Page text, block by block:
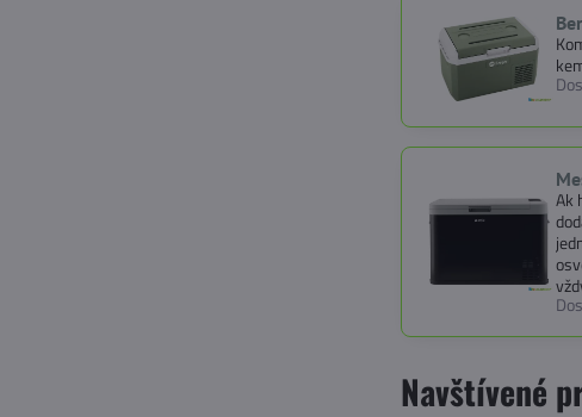
Ak
Navštívené